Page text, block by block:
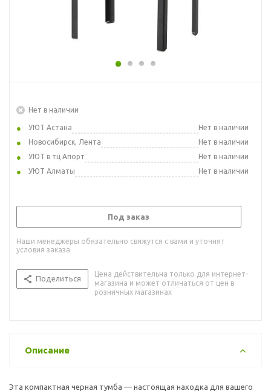
Нет в наличии
УЮТ Астана
Нет в наличии
Новосибирск, Лента
Нет в наличии
УЮТ в тц Апорт
Нет в наличии
УЮТ Алматы
Нет в наличии
Под заказ
Наши менеджеры обязательно свяжутся с вами и уточнят
условия заказа
Поделиться
Цена действительна только для интернет-
магазина и может отличаться от цен в
розничных магазинах
Описание
Эта компактная черная тумба — настоящая находка для вашего